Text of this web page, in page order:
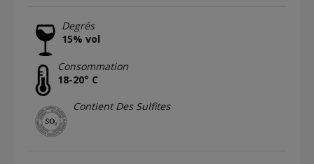
Degrés
15% vol
Consommation
18-20° C
Contient Des Sulfites